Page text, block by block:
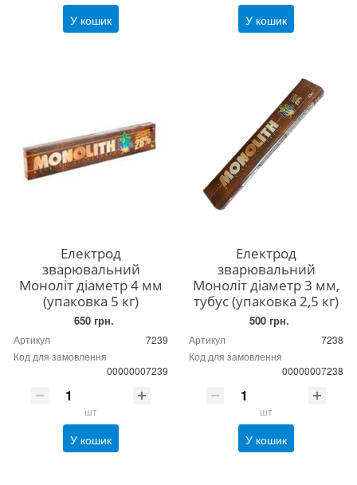
У кошик У кошик
Електрод
зварювальний
Моноліт діаметр 4 мм
(упаковка 5 кг)
650 грн.
Артикул
7239
Код для замовлення
00000007239
шт
У кошик
Електрод
зварювальний
Моноліт діаметр 3 мм,
тубус (упаковка 2,5 кг)
500 грн.
Артикул
7238
Код для замовлення
00000007238
шт
У кошик